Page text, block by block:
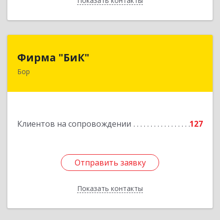
Фирма "БиК"
Бор
Клиентов на сопровождении 127
Отправить заявку
Показать контакты
606440, Нижегородская обл, Бор г, Советская
Отправить заявку
Назад